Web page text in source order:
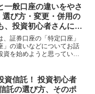
します。わかりやすく解説
一緒にゆっく...
一般口座の違いをやさ
選び方・変更・併用の
、投資初心者さんにわ
解説します！
、証券口座の「特定口座」
」の違いなどについてお話
資を始めようと思っている
ていれば、そうむつかしい
ません。わか...
資信託！ 投資初心者
託の選び方、そのポ